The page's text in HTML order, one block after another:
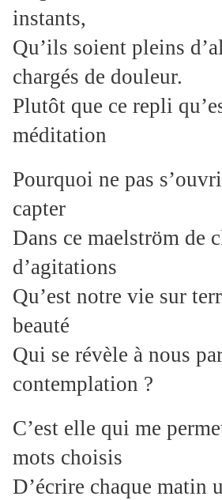
instants,
Qu’ils soient pleins
chargés de douleur.
Plutôt que ce repli
méditation
Pourquoi ne pas
capter
Dans ce maelström de
d’agitations
Qu’est notre vie sur
beauté
Qui se révèle à nous
contemplation ?
C’est elle qui me
mots choisis
D’écrire chaque matin